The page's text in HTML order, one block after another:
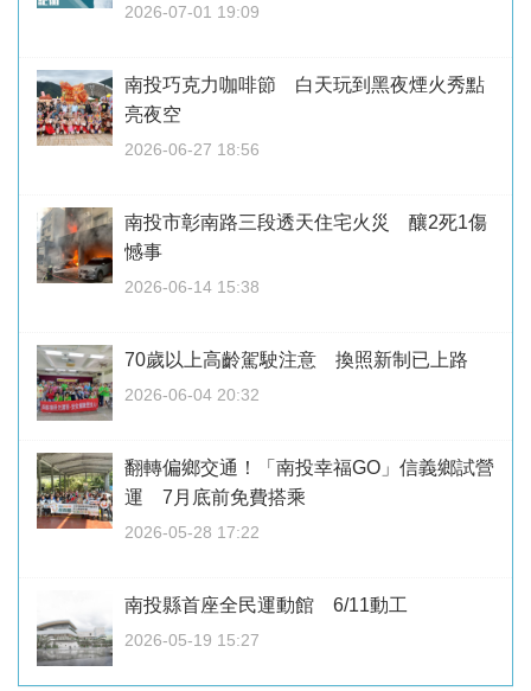
2026-07-01 19:09
南投巧克力咖啡節 白天玩到黑夜煙火秀點
亮夜空
2026-06-27 18:56
南投市彰南路三段透天住宅火災 釀2死1傷
憾事
2026-06-14 15:38
70歲以上高齡駕駛注意 換照新制已上路
2026-06-04 20:32
翻轉偏鄉交通！「南投幸福GO」信義鄉試營
運 7月底前免費搭乘
2026-05-28 17:22
南投縣首座全民運動館 6/11動工
2026-05-19 15:27